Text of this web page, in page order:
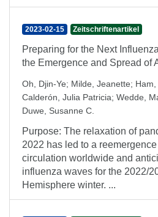
2023-02-15 Zeitschriftenartikel
Preparing for the Next
the Emergence and Spread of
Oh, Djin-Ye; Milde, Jeanette;
Calderón, Julia Patricia; Wedde,
Duwe, Susanne C.
Purpose: The relaxation of
2022 has led to a
circulation worldwide and
influenza waves for the 2022/
Hemisphere winter. ...